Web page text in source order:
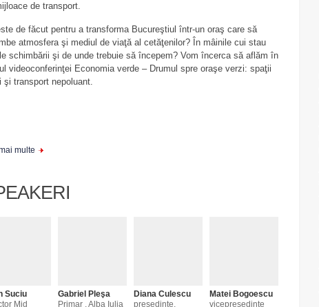
de transport.
de făcut pentru a transforma Bucureştiul într-un oraş care să
atmosfera şi mediul de viaţă al cetăţenilor? În mâinile cui stau
schimbării şi de unde trebuie să începem? Vom încerca să aflăm în
videoconferinţei Economia verde – Drumul spre oraşe verzi: spaţii
şi transport nepoluant.
multe
Suciu
Mid
Gabriel Pleşa
Primar , Alba Iulia
Diana Culescu
preşedinte,
Matei Bogoescu
vicepreşedinte